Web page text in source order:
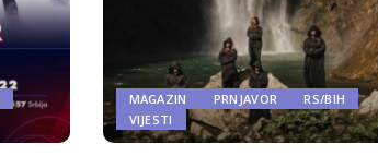
MAGAZIN PRNJAVOR
RS/BIH
VIJESTI